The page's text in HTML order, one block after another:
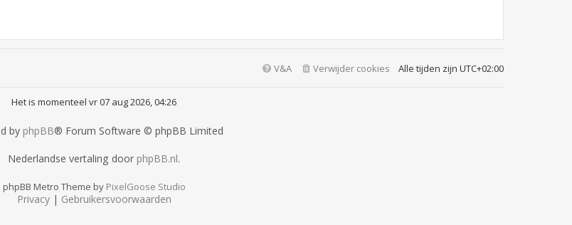
Alle tijden zijn UTC+02:00
Verwijder cookies
V&A
Het is momenteel vr 07 aug 2026, 04:26
by phpBB® Forum Software © phpBB Limited
Nederlandse vertaling door phpBB.nl.
phpBB Metro Theme by PixelGoose Studio
Privacy| Gebruikersvoorwaarden